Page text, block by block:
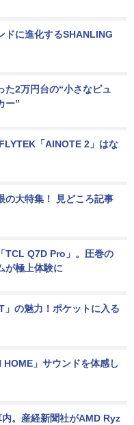
ドに進化するSHANLING
た2万円台の“小さなピュ
ー”
「AINOTE 2」はな
の大特集！ 見どころ記事
TCL Q7D Pro」。圧巻の
が極上体験に
」の魅力！ポケットに入る
HOME」サウンドを体感し
。産経新聞社がAMD Ryz